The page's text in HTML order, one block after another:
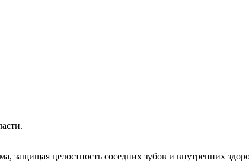
защищая целостность соседних зубов и внутренних